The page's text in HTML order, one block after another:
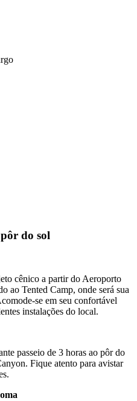
do sol
cênico a partir do Aeroporto
ao Tented Camp, onde será sua
se em seu confortável
instalações do local.
passeio de 3 horas ao pôr do
Fique atento para avistar